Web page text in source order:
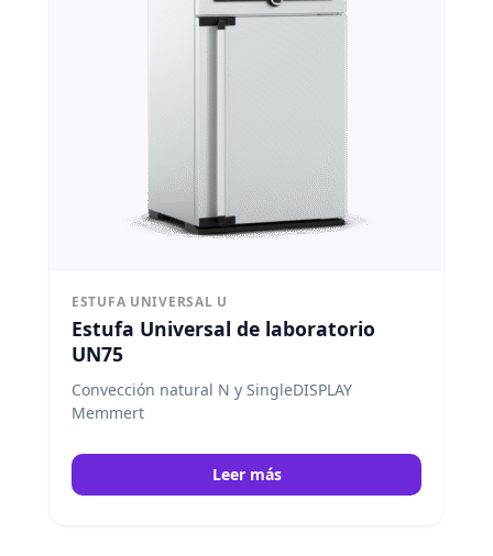
ESTUFA UNIVERSAL U
Estufa Universal de laboratorio
UN75
Convección natural N y SingleDISPLAY
Memmert
Leer más